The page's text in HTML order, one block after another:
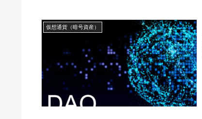
仮想通貨（暗号資産）